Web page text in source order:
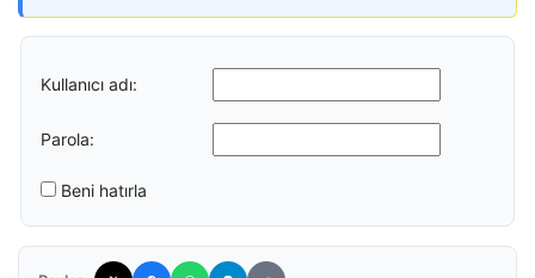
Kullanıcı adı:
Parola:
Beni hatırla